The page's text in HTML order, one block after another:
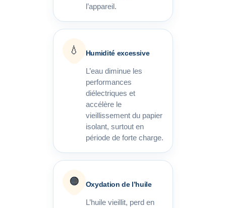
l’appareil.
💧 Humidité excessive
L’eau diminue les
performances
diélectriques et
accélère le
vieillissement du papier
isolant, surtout en
période de forte charge.
🟠 Oxydation de l’huile
L’huile vieillit, perd en